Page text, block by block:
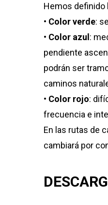
Hemos definido
• Color verde:
• Color azul :
pendiente
podrán ser
caminos
• Color rojo:
frecuencia e
En las rutas de
cambiará por